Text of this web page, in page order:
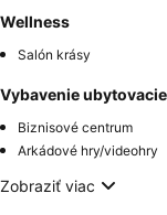
Wellness
Salón krásy
Vybavenie
Biznisové centrum
Arkádové hry/videohry
Zobraziť viac